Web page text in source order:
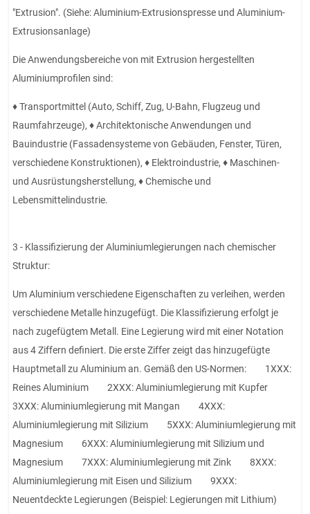
"Extrusion". (Siehe: Aluminium-Extrusionspresse und Aluminium-
Extrusionsanlage)
Die Anwendungsbereiche von mit Extrusion hergestellten
Aluminiumprofilen sind:
♦ Transportmittel (Auto, Schiff, Zug, U-Bahn, Flugzeug und
Raumfahrzeuge), ♦ Architektonische Anwendungen und
Bauindustrie (Fassadensysteme von Gebäuden, Fenster, Türen,
verschiedene Konstruktionen), ♦ Elektroindustrie, ♦ Maschinen-
und Ausrüstungsherstellung, ♦ Chemische und
Lebensmittelindustrie.
3 - Klassifizierung der Aluminiumlegierungen nach chemischer
Struktur:
Um Aluminium verschiedene Eigenschaften zu verleihen, werden
verschiedene Metalle hinzugefügt. Die Klassifizierung erfolgt je
nach zugefügtem Metall. Eine Legierung wird mit einer Notation
aus 4 Ziffern definiert. Die erste Ziffer zeigt das hinzugefügte
Hauptmetall zu Aluminium an. Gemäß den US-Normen: 1XXX:
Reines Aluminium 2XXX: Aluminiumlegierung mit Kupfer
3XXX: Aluminiumlegierung mit Mangan 4XXX:
Aluminiumlegierung mit Silizium 5XXX: Aluminiumlegierung mit
Magnesium 6XXX: Aluminiumlegierung mit Silizium und
Magnesium 7XXX: Aluminiumlegierung mit Zink 8XXX:
Aluminiumlegierung mit Eisen und Silizium 9XXX:
Neuentdeckte Legierungen (Beispiel: Legierungen mit Lithium)